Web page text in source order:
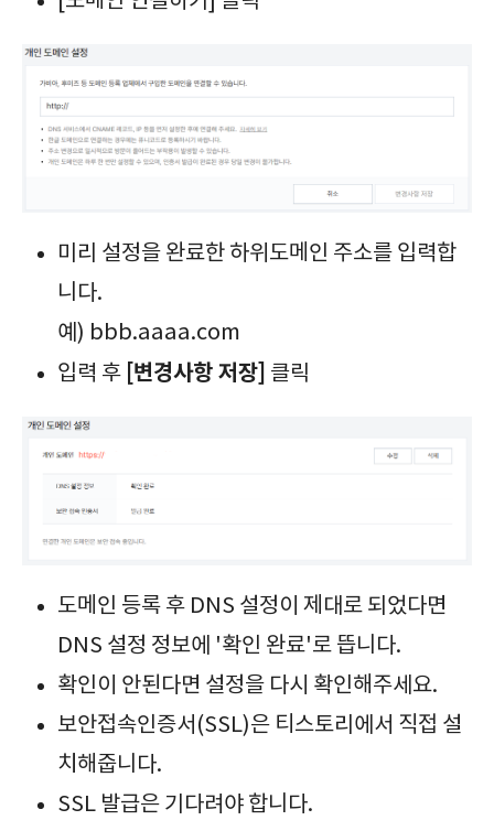
미리 설정을 완료한 하위도메인 주소를 입력합
니다.
예) bbb.aaaa.com
입력 후 [변경사항 저장] 클릭
도메인 등록 후 DNS 설정이 제대로 되었다면
DNS 설정 정보에 '확인 완료'로 뜹니다.
확인이 안된다면 설정을 다시 확인해주세요.
보안접속인증서(SSL)은 티스토리에서 직접 설
치해줍니다.
SSL 발급은 기다려야 합니다.